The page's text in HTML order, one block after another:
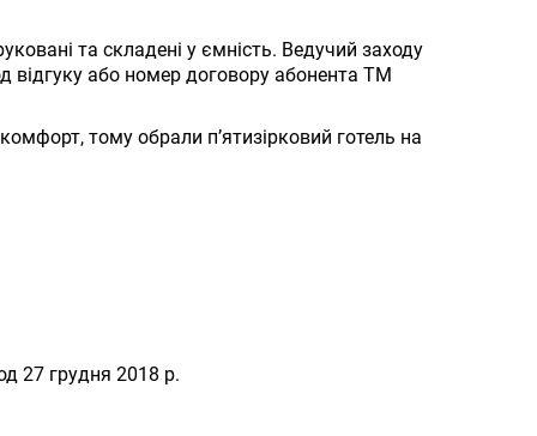
та складені у ємність. Ведучий заходу
відгуку або номер договору абонента ТМ
тому обрали п’ятизірковий готель на
27 грудня 2018 р.